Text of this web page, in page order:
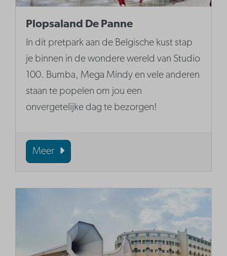
Plopsaland De Panne
In dit pretpark aan de Belgische kust stap
je binnen in de wondere wereld van Studio
100. Bumba, Mega Mindy en vele anderen
staan te popelen om jou een
onvergetelijke dag te bezorgen!
Meer